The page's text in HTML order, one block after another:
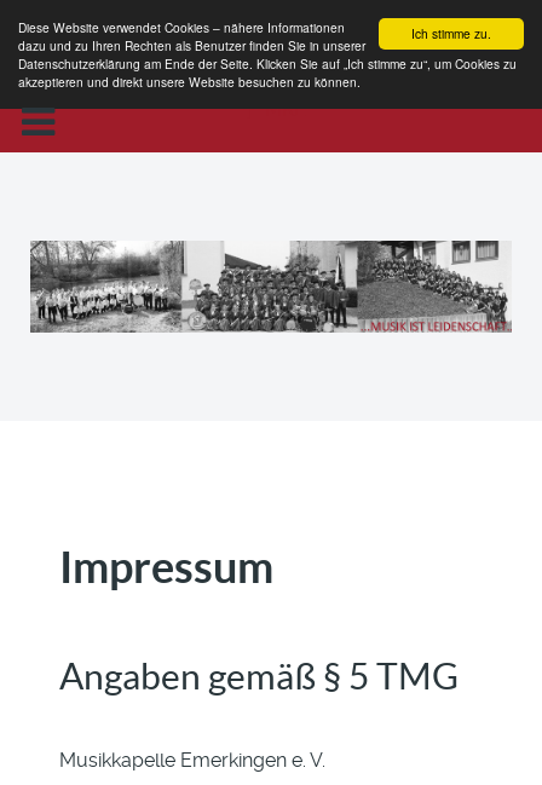
Ich stimme zu.
Diese Website verwendet Cookies – nähere Informationen
dazu und zu Ihren Rechten als Benutzer finden Sie in unserer
Datenschutzerklärung am Ende der Seite. Klicken Sie auf „Ich stimme zu“, um Cookies zu
akzeptieren und direkt unsere Website besuchen zu können.
MKE
Impressum
Angaben gemäß § 5 TMG
Musikkapelle Emerkingen e. V.